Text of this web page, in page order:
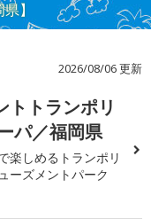
】
2026/08/06 更新
トトランポリ
パ／福岡県
楽しめるトランポリ
ーズメントパーク